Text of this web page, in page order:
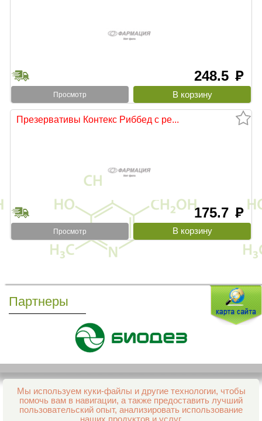
248.5 руб
Просмотр
Презервативы Контекс Риббед с ре...
175.7 руб
Просмотр
Партнеры
Мы используем куки-файлы и другие технологии, чтобы
помочь вам в навигации, а также предоставить лучший
пользовательский опыт, анализировать использование
Все права защищены и охраняются законом
© 2013–2026 Интернет-аптека Фармация
support@aptekapenza.ru